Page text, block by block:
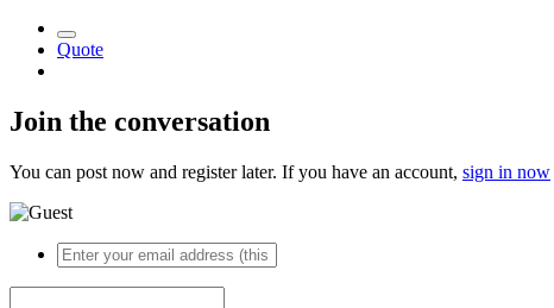
Quote
Join the conversation
You can post now and register later. If you have an account, sign in now